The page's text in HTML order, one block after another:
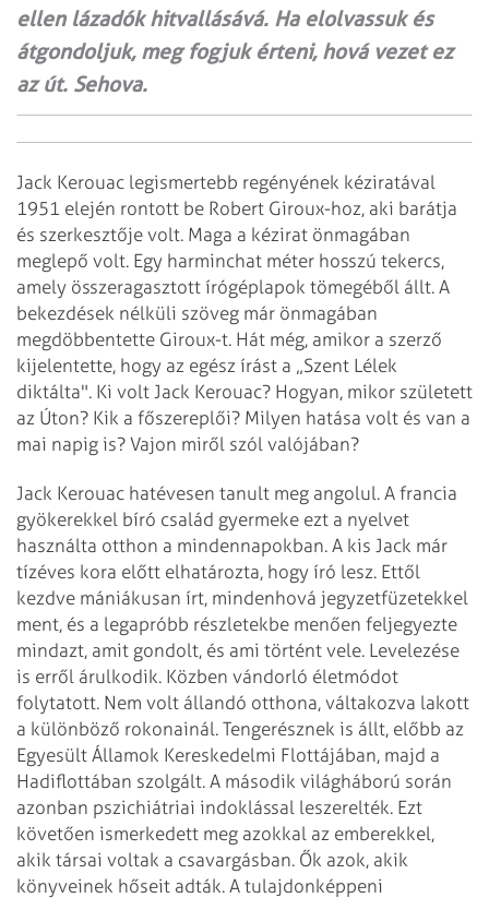
ellen lázadók hitvallásává. Ha elolvassuk és
átgondoljuk, meg fogjuk érteni, hová vezet ez
az út. Sehova.
Jack Kerouac legismertebb regényének kéziratával
1951 elején rontott be Robert Giroux-hoz, aki barátja
és szerkesztője volt. Maga a kézirat önmagában
meglepő volt. Egy harminchat méter hosszú tekercs,
amely összeragasztott írógéplapok tömegéből állt. A
bekezdések nélküli szöveg már önmagában
megdöbbentette Giroux-t. Hát még, amikor a szerző
kijelentette, hogy az egész írást a „Szent Lélek
diktálta". Ki volt Jack Kerouac? Hogyan, mikor született
az Úton? Kik a főszereplői? Milyen hatása volt és van a
mai napig is? Vajon miről szól valójában?
Jack Kerouac hatévesen tanult meg angolul. A francia
gyökerekkel bíró család gyermeke ezt a nyelvet
használta otthon a mindennapokban. A kis Jack már
tízéves kora előtt elhatározta, hogy író lesz. Ettől
kezdve mániákusan írt, mindenhová jegyzetfüzetekkel
ment, és a legapróbb részletekbe menően feljegyezte
mindazt, amit gondolt, és ami történt vele. Levelezése
is erről árulkodik. Közben vándorló életmódot
folytatott. Nem volt állandó otthona, váltakozva lakott
a különböző rokonainál. Tengerésznek is állt, előbb az
Egyesült Államok Kereskedelmi Flottájában, majd a
Hadiflottában szolgált. A második világháború során
azonban pszichiátriai indoklással leszerelték. Ezt
követően ismerkedett meg azokkal az emberekkel,
akik társai voltak a csavargásban. Ők azok, akik
könyveinek hőseit adták. A tulajdonképpeni